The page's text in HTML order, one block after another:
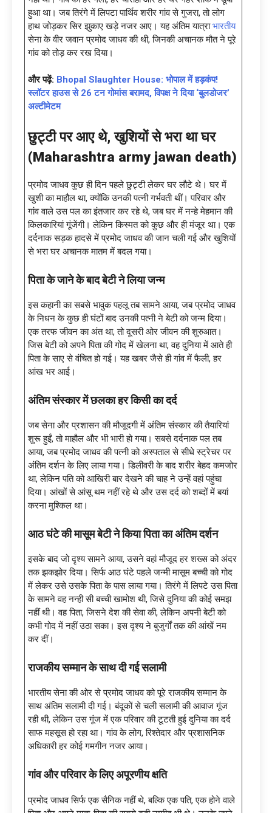
हुआ था। जब तिरंगे में लिपटा पार्थिव शरीर गांव से गुजरा, तो लोग
हाथ जोड़कर सिर झुकाए खड़े नजर आए। यह अंतिम यात्राभारतीय
सेना के वीर जवान प्रमोद जाधव की थी, जिनकी अचानक मौत ने पूरे
गांव को तोड़ कर रख दिया।
और पढ़ें: Bhopal Slaughter House: भोपाल में हड़कंप!
स्लॉटर हाउस से 26 टन गोमांस बरामद, विपक्ष ने दिया ‘बुलडोजर’
अल्टीमेटम
छुट्टी पर आए थे, खुशियों से भरा था घर
(Maharashtra army jawan death)
प्रमोद जाधव कुछ ही दिन पहले छुट्टी लेकर घर लौटे थे। घर में
खुशी का माहौल था, क्योंकि उनकी पत्नी गर्भवती थीं। परिवार और
गांव वाले उस पल का इंतजार कर रहे थे, जब घर में नन्हे मेहमान की
किलकारियां गूंजेंगी। लेकिन किस्मत को कुछ और ही मंजूर था। एक
दर्दनाक सड़क हादसे में प्रमोद जाधव की जान चली गई और खुशियों
से भरा घर अचानक मातम में बदल गया।
पिता के जाने के बाद बेटी ने लिया जन्म
इस कहानी का सबसे भावुक पहलू तब सामने आया, जब प्रमोद जाधव
के निधन के कुछ ही घंटों बाद उनकी पत्नी ने बेटी को जन्म दिया।
एक तरफ जीवन का अंत था, तो दूसरी ओर जीवन की शुरुआत।
जिस बेटी को अपने पिता की गोद में खेलना था, वह दुनिया में आते ही
पिता के साए से वंचित हो गई। यह खबर जैसे ही गांव में फैली, हर
आंख भर आई।
अंतिम संस्कार में छलका हर किसी का दर्द
जब सेना और प्रशासन की मौजूदगी में अंतिम संस्कार की तैयारियां
शुरू हुईं, तो माहौल और भी भारी हो गया। सबसे दर्दनाक पल तब
आया, जब प्रमोद जाधव की पत्नी को अस्पताल से सीधे स्ट्रेचर पर
अंतिम दर्शन के लिए लाया गया। डिलीवरी के बाद शरीर बेहद कमजोर
था, लेकिन पति को आखिरी बार देखने की चाह ने उन्हें वहां पहुंचा
दिया। आंखों से आंसू थम नहीं रहे थे और उस दर्द को शब्दों में बयां
करना मुश्किल था।
आठ घंटे की मासूम बेटी ने किया पिता का अंतिम दर्शन
इसके बाद जो दृश्य सामने आया, उसने वहां मौजूद हर शख्स को अंदर
तक झकझोर दिया। सिर्फ आठ घंटे पहले जन्मी मासूम बच्ची को गोद
में लेकर उसे उसके पिता के पास लाया गया। तिरंगे में लिपटे उस पिता
के सामने वह नन्ही सी बच्ची खामोश थी, जिसे दुनिया की कोई समझ
नहीं थी। वह पिता, जिसने देश की सेवा की, लेकिन अपनी बेटी को
कभी गोद में नहीं उठा सका। इस दृश्य ने बुजुर्गों तक की आंखें नम
कर दीं।
राजकीय सम्मान के साथ दी गई सलामी
भारतीय सेना की ओर से प्रमोद जाधव को पूरे राजकीय सम्मान के
साथ अंतिम सलामी दी गई। बंदूकों से चली सलामी की आवाज गूंज
रही थी, लेकिन उस गूंज में एक परिवार की टूटती हुई दुनिया का दर्द
साफ महसूस हो रहा था। गांव के लोग, रिश्तेदार और प्रशासनिक
अधिकारी हर कोई गमगीन नजर आया।
गांव और परिवार के लिए अपूरणीय क्षति
प्रमोद जाधव सिर्फ एक सैनिक नहीं थे, बल्कि एक पति, एक होने वाले